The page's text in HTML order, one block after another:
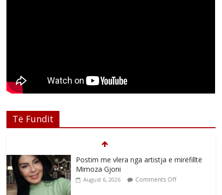
Të Fundit
Nga poetja atdhetare Kumrie Shala -
BOLL MO